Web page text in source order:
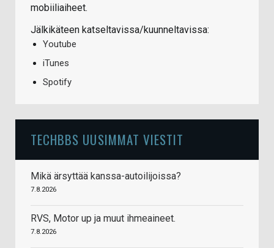
mobiiliaiheet.
Jälkikäteen katseltavissa/kuunneltavissa:
Youtube
iTunes
Spotify
TECHBBS UUSIMMAT VIESTIT
Mikä ärsyttää kanssa-autoilijoissa?
7.8.2026
RVS, Motor up ja muut ihmeaineet.
7.8.2026